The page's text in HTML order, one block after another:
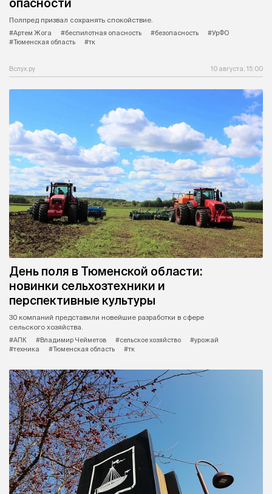
опасности
Полпред призвал сохранять спокойствие.
#Артем Жога
#беспилотная опасность #безопасность
#УрФО
#Тюменская область
#тк
Вслух.ру 10 августа, 15:00
День поля в Тюменской области:
новинки сельхозтехники и
перспективные культуры
30 компаний представили новейшие разработки в сфере
сельского хозяйства.
#АПК
#Владимир Чейметов #сельское хозяйство
#урожай
#техника
#Тюменская область #тк